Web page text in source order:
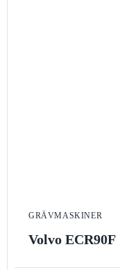
GRÄVMASKINER
Volvo ECR90F